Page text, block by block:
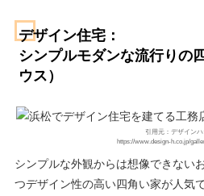
デザイン住宅：
シンプルモダンな流行りの
ウス）
引用元：デザインハ
https://www.design-h.co.jp/
シンプルな外観からは想像できない
つデザイン性の高い四角い家が人気で